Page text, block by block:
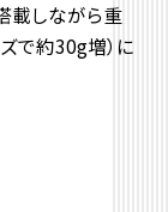
載しながら重
で約30g増）に